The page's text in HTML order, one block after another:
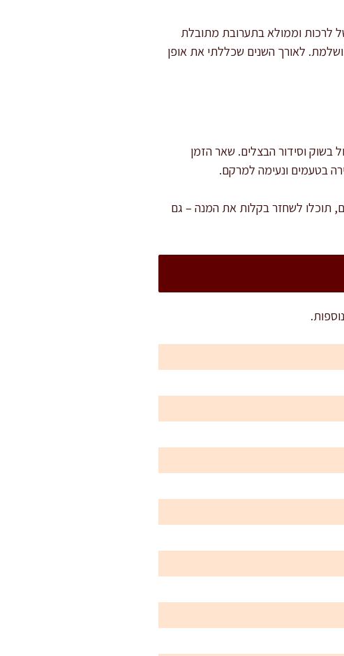
לרכות וממולא בתערובת מתובלת
לאורך השנים שכללתי את אופן
בשוק וסידור הבצלים. שאר הזמן
בטעמים ונעימה למרקם.
תוכלו לשחזר בקלות את המנה – גם